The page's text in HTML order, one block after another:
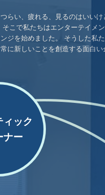
らい、疲れる、見るのはいい
こで私たちはエンターテイメ
を始めました。 そうした私
に新しいことを創造する面白
ィック
ナー